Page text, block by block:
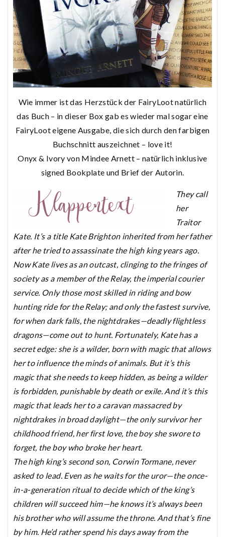
Wie immer ist das Herzstück der FairyLoot natürlich
das Buch – in dieser Box gab es wieder mal sogar eine
FairyLoot eigene Ausgabe, die sich durch den farbigen
Buchschnitt auszeichnet – love it!
Onyx & Ivory von Mindee Arnett – natürlich inklusive
signed Bookplate und Brief der Autorin.
They call
her
Traitor
Kate. It’s a title Kate Brighton inherited from her father
after he tried to assassinate the high king years ago.
Now Kate lives as an outcast, clinging to the fringes of
society as a member of the Relay, the imperial courier
service. Only those most skilled in riding and bow
hunting ride for the Relay; and only the fastest survive,
for when dark falls, the nightdrakes—deadly flightless
dragons—come out to hunt. Fortunately, Kate has a
secret edge: she is a wilder, born with magic that allows
her to influence the minds of animals. But it’s this
magic that she needs to keep hidden, as being a wilder
is forbidden, punishable by death or exile. And it’s this
magic that leads her to a caravan massacred by
nightdrakes in broad daylight—the only survivor her
childhood friend, her first love, the boy she swore to
forget, the boy who broke her heart.
The high king’s second son, Corwin Tormane, never
asked to lead. Even as he waits for the uror—the once-
in-a-generation ritual to decide which of the king’s
children will succeed him—he knows it’s always been
his brother who will assume the throne. And that’s fine
by him. He’d rather spend his days away from the